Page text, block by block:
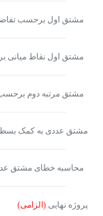
مشتق اول برحسب
مشتق اول نقاط میانی
مشتق مرتبه دوم
مشتق عددی به کمک بسط
محاسبه خطای مشتق
پروژه نهایی (الزامی)